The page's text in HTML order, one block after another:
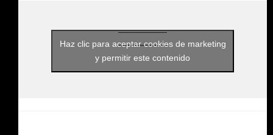
Haz clic para aceptar cookies de marketing
y permitir este contenido